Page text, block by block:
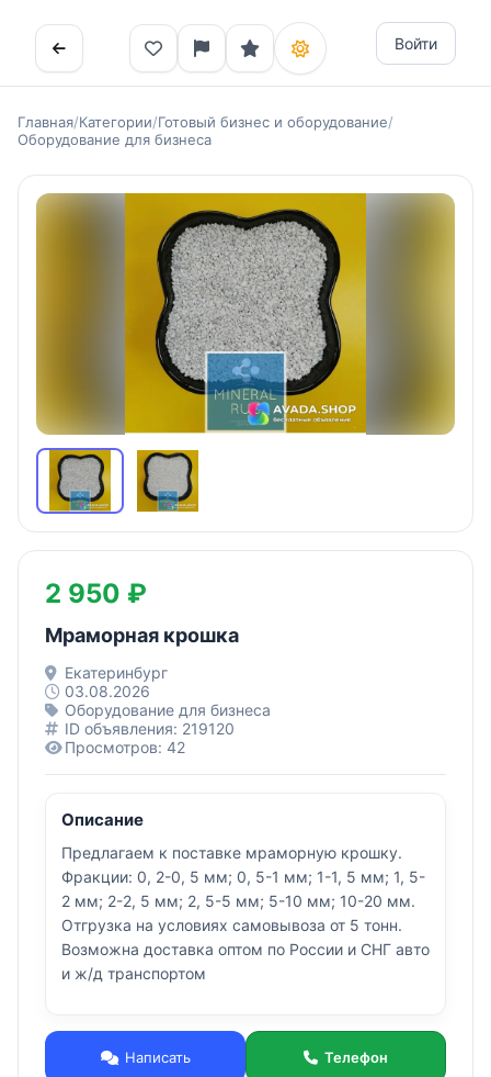
Войти
Главная/Категории/Готовый бизнес и оборудование/
Оборудование для бизнеса
2 950 ₽
Мраморная крошка
Екатеринбург
03.08.2026
Оборудование для бизнеса
ID объявления: 219120
Просмотров: 42
Описание
Предлагаем к поставке мраморную крошку.
Фракции: 0, 2-0, 5 мм; 0, 5-1 мм; 1-1, 5 мм; 1, 5-
2 мм; 2-2, 5 мм; 2, 5-5 мм; 5-10 мм; 10-20 мм.
Отгрузка на условиях самовывоза от 5 тонн.
Возможна доставка оптом по России и СНГ авто
и ж/д транспортом
Написать Телефон